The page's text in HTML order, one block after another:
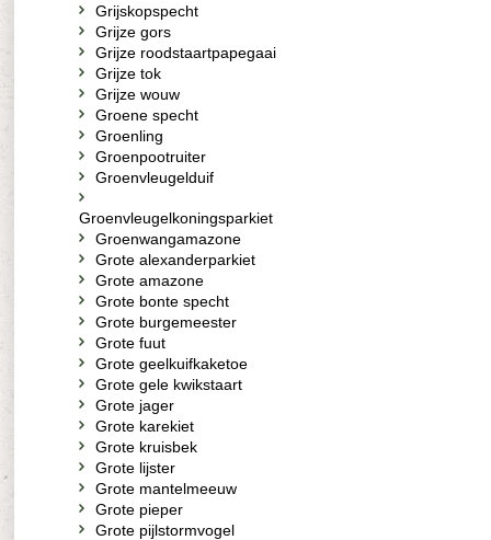
Grijskopspecht
Grijze gors
Grijze roodstaartpapegaai
Grijze tok
Grijze wouw
Groene specht
Groenling
Groenpootruiter
Groenvleugelduif
Groenvleugelkoningsparkiet
Groenwangamazone
Grote alexanderparkiet
Grote amazone
Grote bonte specht
Grote burgemeester
Grote fuut
Grote geelkuifkaketoe
Grote gele kwikstaart
Grote jager
Grote karekiet
Grote kruisbek
Grote lijster
Grote mantelmeeuw
Grote pieper
Grote pijlstormvogel